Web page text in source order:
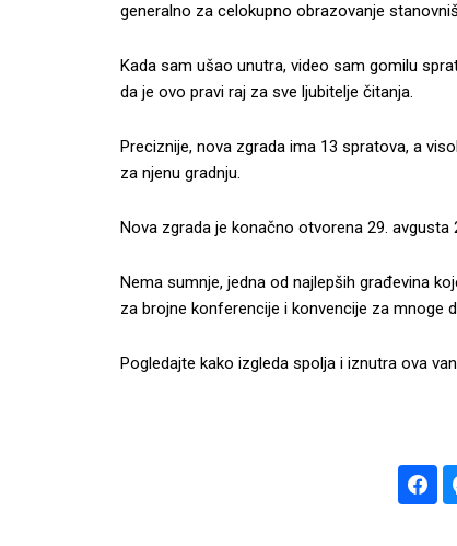
generalno za celokupno obrazovanje
Kada sam ušao unutra, video sam gomilu
da je ovo pravi raj za sve ljubitelje čitanja.
Preciznije, nova zgrada ima 13 spratova, a
za njenu gradnju.
Nova zgrada je konačno otvorena 29.
Nema sumnje, jedna od najlepših građevina
za brojne konferencije i konvencije za mnoge
Pogledajte kako izgleda spolja i iznutra ova